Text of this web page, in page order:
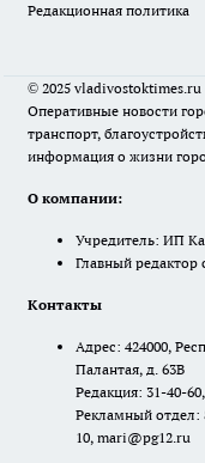
Редакционная политика
© 2025 vladivostoktimes.ru
Оперативные новости
транспорт,
информация о жизни
О компании:
Учредитель: ИП
Главный
Контакты
Адрес: 424000,
Палантая, д. 63В
Редакция: 31-40-
Рекламный отдел:
10, mari@pg12.ru